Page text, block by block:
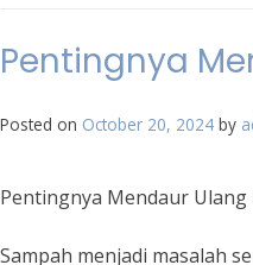
Pentingnya
Posted on October 20, 2024 by
Pentingnya Mendaur
Sampah menjadi masalah